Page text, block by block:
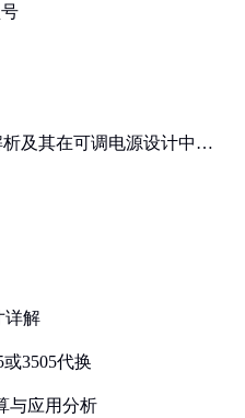
及其在可调电源设计中的
详解
3505代换
与应用分析